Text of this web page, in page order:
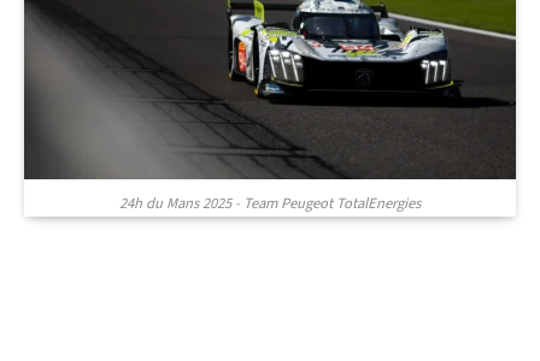
24h du Mans 2025 - Team Peugeot TotalEnergies